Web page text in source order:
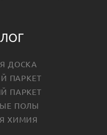
ДОСКА
ПАРКЕТ
ПАРКЕТ
ПОЛЫ
ХИМИЯ